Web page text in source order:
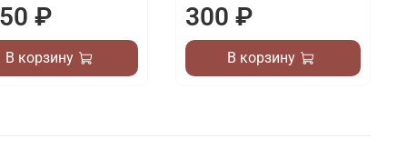
₽
В корзину
300 ₽
В корзину